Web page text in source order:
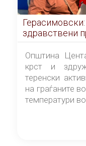
здравствени
граѓаните во
Општина
крст и
теренски
на граѓаните
температури